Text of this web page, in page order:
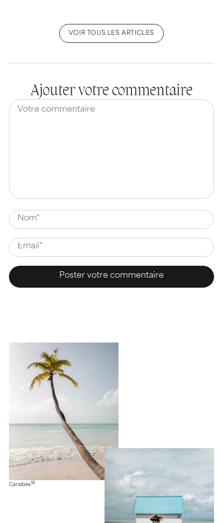
VOIR TOUS LES ARTICLES
Ajouter votre commentaire
Caraïbes16